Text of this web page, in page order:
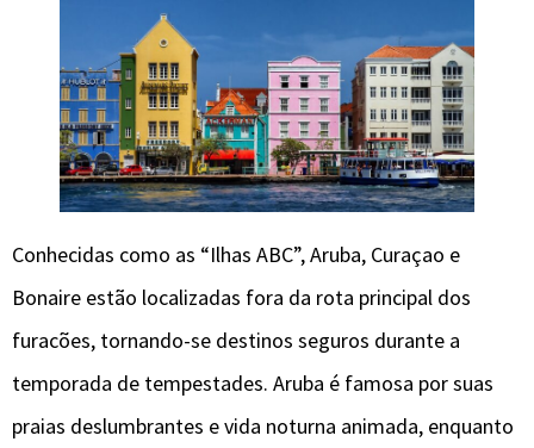
Conhecidas como as “Ilhas ABC”, Aruba, Curaçao e
Bonaire estão localizadas fora da rota principal dos
furacões, tornando-se destinos seguros durante a
temporada de tempestades. Aruba é famosa por suas
praias deslumbrantes e vida noturna animada, enquanto